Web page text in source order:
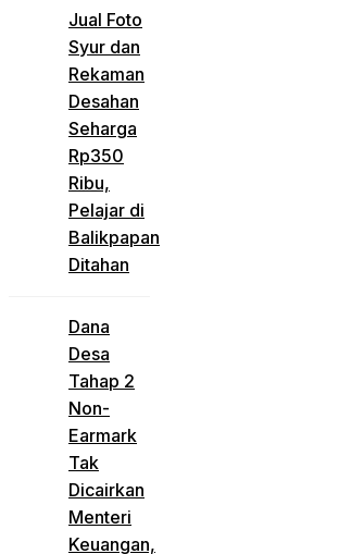
Jual Foto
Syur dan
Rekaman
Desahan
Seharga
Rp350
Ribu,
Pelajar di
Balikpapan
Ditahan
Dana
Desa
Tahap 2
Non-
Earmark
Tak
Dicairkan
Menteri
Keuangan,